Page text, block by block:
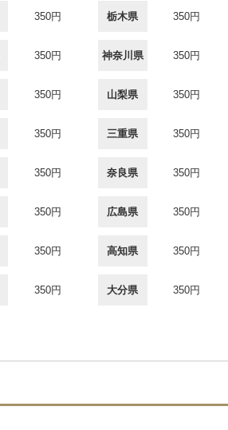
350円 栃木県 350円
350円 神奈川県 350円
350円 山梨県 350円
350円 三重県 350円
350円 奈良県 350円
350円 広島県 350円
350円 高知県 350円
350円 大分県 350円